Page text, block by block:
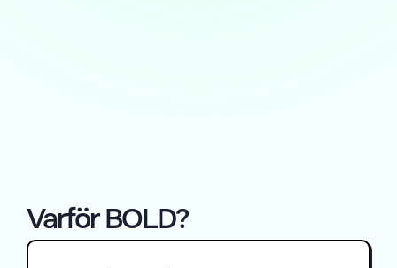
Varför BOLD?